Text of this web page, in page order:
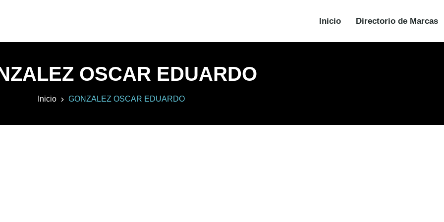
Inicio Directorio de Marcas
OSCAR EDUARDO
Inicio GONZALEZ OSCAR EDUARDO